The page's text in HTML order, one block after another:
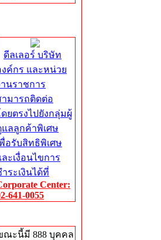
ดีลเลอร์ บริษัท
งค์กร และหน่วย
านราชการ
ามารถติดต่อ
ยตรงไปยังกลุ่มผู้
แลลูกค้าพิเศษ
พื่อรับสิทธิพิเศษ
ละเงื่อนไขการ
ำระเงินได้ที่
Center:
641-0055
ณะนี้มี 888 บุคคล